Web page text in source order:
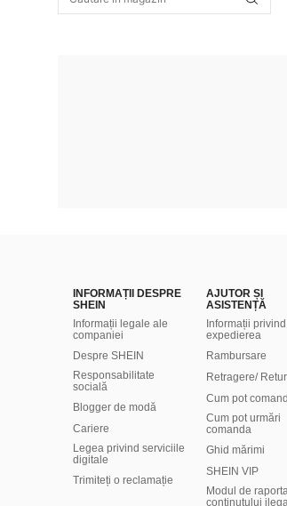
INFORMAȚII DESPRE
SHEIN
Informații legale ale
companiei
Despre SHEIN
Responsabilitate
socială
Blogger de modă
Cariere
Legea privind serviciile
digitale
Trimiteți o reclamație
AJUTOR ȘI
ASISTENȚĂ
Informații privind
expedierea
Rambursare
Retragere/
Cum pot
Cum pot urmări
comanda
Ghid mărimi
SHEIN VIP
Modul de
conținutului